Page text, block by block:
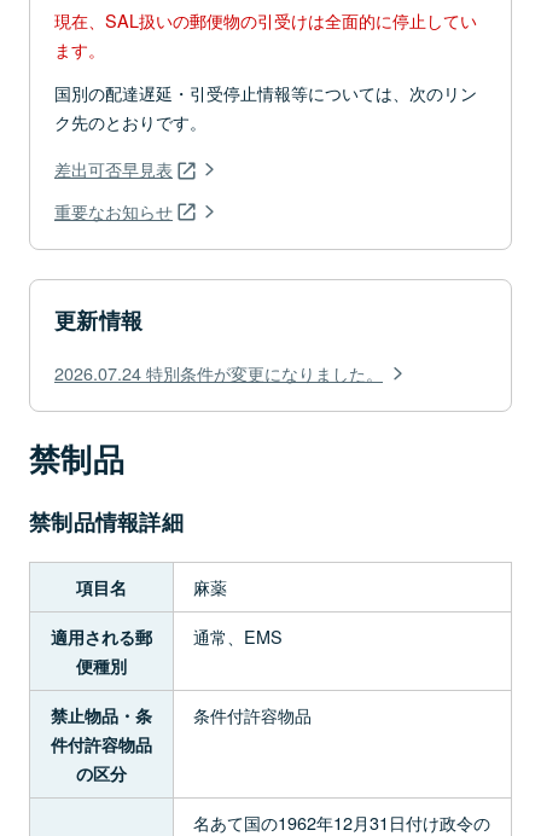
現在、SAL扱いの郵便物の引受けは全面的に停止してい
ます。
国別の配達遅延・引受停止情報等については、次のリン
ク先のとおりです。
差出可否早見表
重要なお知らせ
更新情報
2026.07.24 特別条件が変更になりました。
禁制品
禁制品情報詳細
項目名 麻薬
適用される郵
便種別
通常、EMS
禁止物品・条
件付許容物品
の区分
条件付許容物品
名あて国の1962年12月31日付け政令の